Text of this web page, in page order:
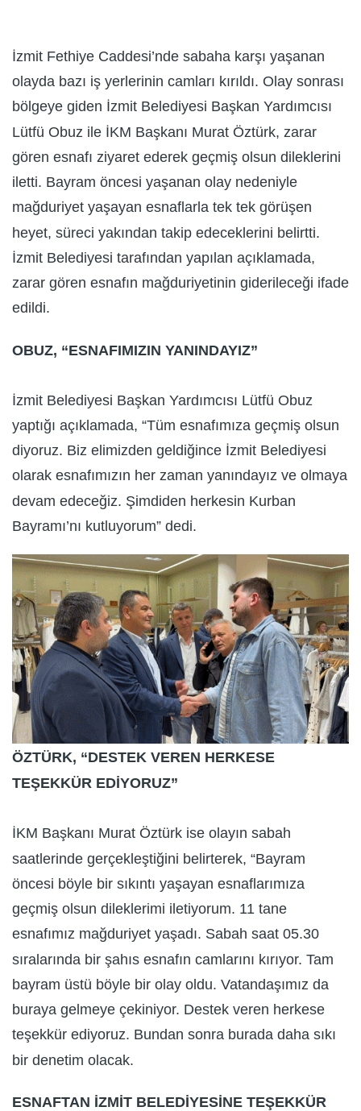
İzmit Fethiye Caddesi’nde sabaha karşı yaşanan
olayda bazı iş yerlerinin camları kırıldı. Olay sonrası
bölgeye giden İzmit Belediyesi Başkan Yardımcısı
Lütfü Obuz ile İKM Başkanı Murat Öztürk, zarar
gören esnafı ziyaret ederek geçmiş olsun dileklerini
iletti. Bayram öncesi yaşanan olay nedeniyle
mağduriyet yaşayan esnaflarla tek tek görüşen
heyet, süreci yakından takip edeceklerini belirtti.
İzmit Belediyesi tarafından yapılan açıklamada,
zarar gören esnafın mağduriyetinin giderileceği ifade
edildi.
OBUZ, “ESNAFIMIZIN YANINDAYIZ”
İzmit Belediyesi Başkan Yardımcısı Lütfü Obuz
yaptığı açıklamada, “Tüm esnafımıza geçmiş olsun
diyoruz. Biz elimizden geldiğince İzmit Belediyesi
olarak esnafımızın her zaman yanındayız ve olmaya
devam edeceğiz. Şimdiden herkesin Kurban
Bayramı’nı kutluyorum” dedi.
ÖZTÜRK, “DESTEK VEREN HERKESE
TEŞEKKÜR EDİYORUZ”
İKM Başkanı Murat Öztürk ise olayın sabah
saatlerinde gerçekleştiğini belirterek, “Bayram
öncesi böyle bir sıkıntı yaşayan esnaflarımıza
geçmiş olsun dileklerimi iletiyorum. 11 tane
esnafımız mağduriyet yaşadı. Sabah saat 05.30
sıralarında bir şahıs esnafın camlarını kırıyor. Tam
bayram üstü böyle bir olay oldu. Vatandaşımız da
buraya gelmeye çekiniyor. Destek veren herkese
teşekkür ediyoruz. Bundan sonra burada daha sıkı
bir denetim olacak.
ESNAFTAN İZMİT BELEDİYESİNE TEŞEKKÜR